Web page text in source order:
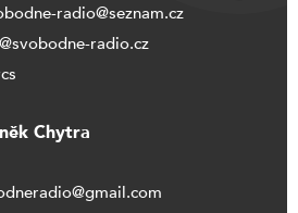
radio@seznam.cz
radio.cz
Chytra